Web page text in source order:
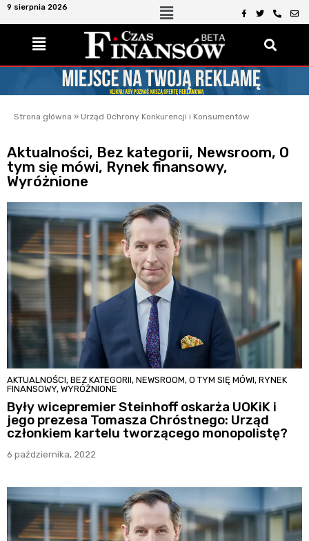
9 sierpnia 2026
Strona główna » Urząd Ochrony Konkurencji i Konsumentów
Aktualności, Bez kategorii, Newsroom, O
tym się mówi, Rynek finansowy,
Wyróżnione
AKTUALNOŚCI, BEZ KATEGORII, NEWSROOM, O TYM SIĘ MÓWI, RYNEK
FINANSOWY, WYRÓŻNIONE
Były wicepremier Steinhoff oskarża UOKiK i
jego prezesa Tomasza Chróstnego: Urząd
członkiem kartelu tworzącego monopolistę?
6 października, 2022